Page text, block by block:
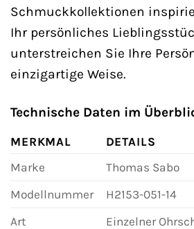
Schmuckkollektionen
Ihr persönliches
unterstreichen Sie Ihre
einzigartige Weise.
Technische Daten im
MERKMAL
DETAILS
Marke
Thomas Sabo
Modellnummer
H2153-051-14
Art
Einzelner